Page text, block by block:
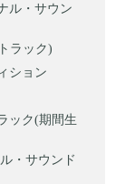
ル・サウン
ラック)
ション
ック(期間生
・サウンド